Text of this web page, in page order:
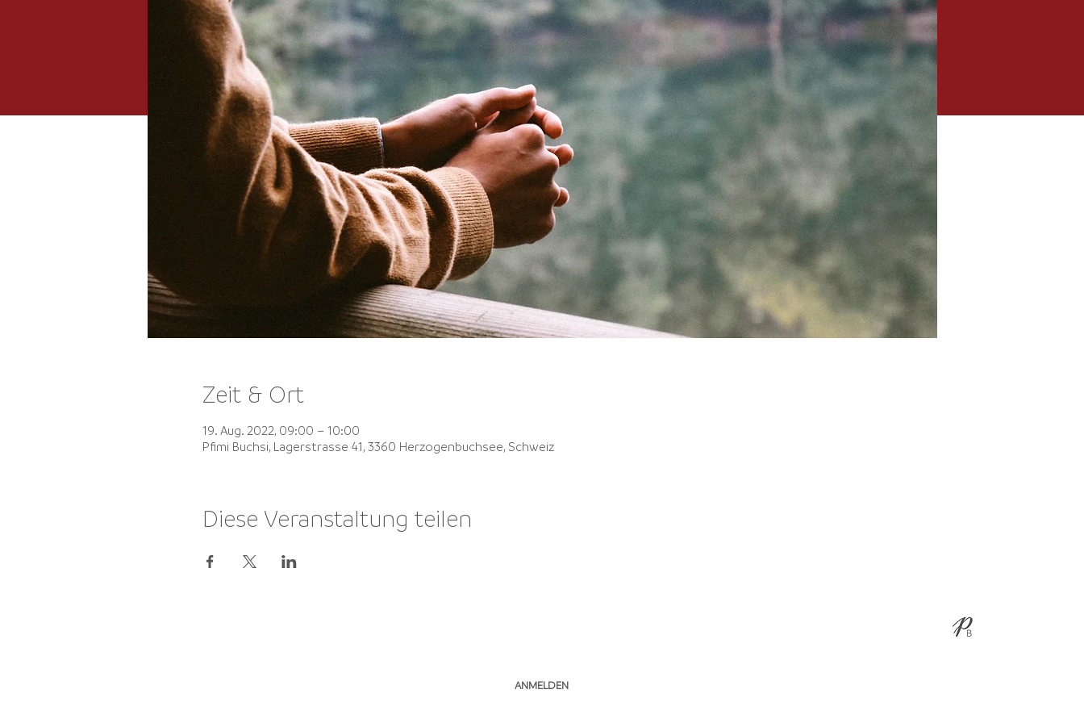
Zeit & Ort
19. Aug. 2022, 09:00 – 10:00
Pfimi Buchsi, Lagerstrasse 41, 3360 Herzogenbuchsee, Schweiz
Diese Veranstaltung teilen
ANMELDEN